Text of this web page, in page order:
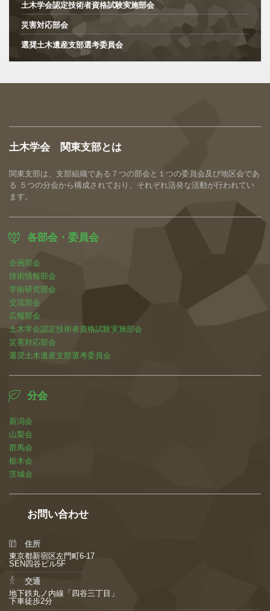
土木学会認定技術者資格試験実施部会
災害対応部会
選奨土木遺産支部選考委員会
土木学会 関東支部とは
関東支部は、支部組織である７つの部会と１つの委員会及び地区会であ
る ５つの分会から構成されており、それぞれ活発な活動が行われてい
ます。
各部会・委員会
企画部会
技術情報部会
学術研究部会
交流部会
広報部会
土木学会認定技術者資格試験実施部会
災害対応部会
選奨土木遺産支部選考委員会
分会
新潟会
山梨会
群馬会
栃木会
茨城会
お問い合わせ
住所
東京都新宿区左門町6-17
SEN四谷ビル5F
交通
地下鉄丸ノ内線「四谷三丁目」
下車徒歩2分